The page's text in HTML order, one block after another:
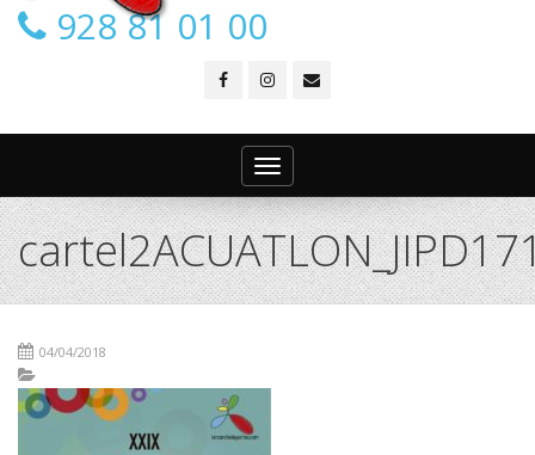
928 81 01 00
Toggle
navigation
04/04/2018